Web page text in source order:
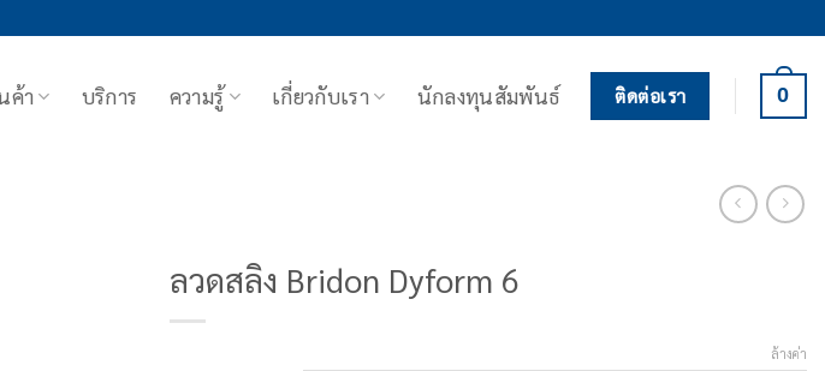
ค้า บริการ ความรู้ เกี่ยวกับเรา นักลงทุนสัมพันธ์ ติดต่อเรา 0
ลวดสลิง Bridon Dyform 6
ล้างค่า